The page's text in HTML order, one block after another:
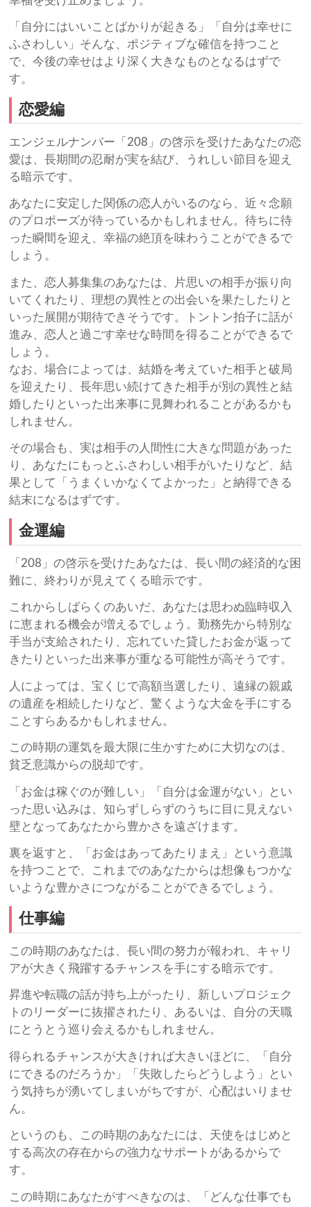
「自分にはいいことばかりが起きる」「自分は幸せに
ふさわしい」そんな、ポジティブな確信を持つこと
で、今後の幸せはより深く大きなものとなるはずで
す。
恋愛編
エンジェルナンバー「208」の啓示を受けたあなたの恋
愛は、長期間の忍耐が実を結び、うれしい節目を迎え
る暗示です。
あなたに安定した関係の恋人がいるのなら、近々念願
のプロポーズが待っているかもしれません。待ちに待
った瞬間を迎え、幸福の絶頂を味わうことができるで
しょう。
また、恋人募集集のあなたは、片思いの相手が振り向
いてくれたり、理想の異性との出会いを果たしたりと
いった展開が期待できそうです。トントン拍子に話が
進み、恋人と過ごす幸せな時間を得ることができるで
しょう。
なお、場合によっては、結婚を考えていた相手と破局
を迎えたり、長年思い続けてきた相手が別の異性と結
婚したりといった出来事に見舞われることがあるかも
しれません。
その場合も、実は相手の人間性に大きな問題があった
り、あなたにもっとふさわしい相手がいたりなど、結
果として「うまくいかなくてよかった」と納得できる
結末になるはずです。
金運編
「208」の啓示を受けたあなたは、長い間の経済的な困
難に、終わりが見えてくる暗示です。
これからしばらくのあいだ、あなたは思わぬ臨時収入
に恵まれる機会が増えるでしょう。勤務先から特別な
手当が支給されたり、忘れていた貸したお金が返って
きたりといった出来事が重なる可能性が高そうです。
人によっては、宝くじで高額当選したり、遠縁の親戚
の遺産を相続したりなど、驚くような大金を手にする
ことすらあるかもしれません。
この時期の運気を最大限に生かすために大切なのは、
貧乏意識からの脱却です。
「お金は稼ぐのが難しい」「自分は金運がない」とい
った思い込みは、知らずしらずのうちに目に見えない
壁となってあなたから豊かさを遠ざけます。
裏を返すと、「お金はあってあたりまえ」という意識
を持つことで、これまでのあなたからは想像もつかな
いような豊かさにつながることができるでしょう。
仕事編
この時期のあなたは、長い間の努力が報われ、キャリ
アが大きく飛躍するチャンスを手にする暗示です。
昇進や転職の話が持ち上がったり、新しいプロジェク
トのリーダーに抜擢されたり、あるいは、自分の天職
にとうとう巡り会えるかもしれません。
得られるチャンスが大きければ大きいほどに、「自分
にできるのだろうか」「失敗したらどうしよう」とい
う気持ちが湧いてしまいがちですが、心配はいりませ
ん。
というのも、この時期のあなたには、天使をはじめと
する高次の存在からの強力なサポートがあるからで
す。
この時期にあなたがすべきなのは、「どんな仕事でも